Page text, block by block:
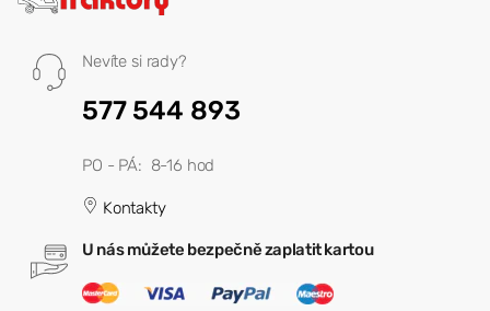
Nevíte si rady?
577 544 893
PO - PÁ: 8-16 hod
Kontakty
U nás můžete bezpečně zaplatit kartou